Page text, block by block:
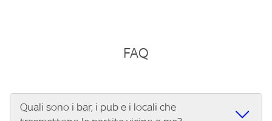
FAQ
Quali sono i bar, i pub e i locali che